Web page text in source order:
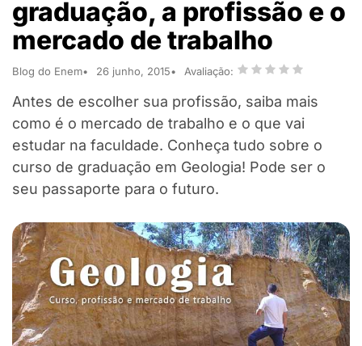
graduação, a profissão e o
mercado de trabalho
Blog do Enem 26 junho, 2015 Avaliação:
Antes de escolher sua profissão, saiba mais
como é o mercado de trabalho e o que vai
estudar na faculdade. Conheça tudo sobre o
curso de graduação em Geologia! Pode ser o
seu passaporte para o futuro.